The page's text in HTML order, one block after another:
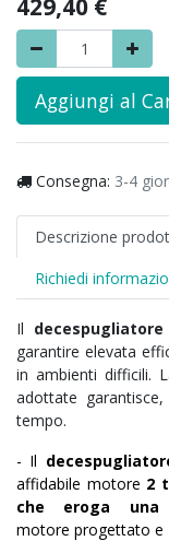
429,40 €
Aggiungi al
Consegna: 3-4
Descrizione
Richiedi
Il decespugliatore
garantire elevata
in ambienti difficili.
adottate
tempo.
- Il
affidabile motore 2
che eroga
motore progettato e